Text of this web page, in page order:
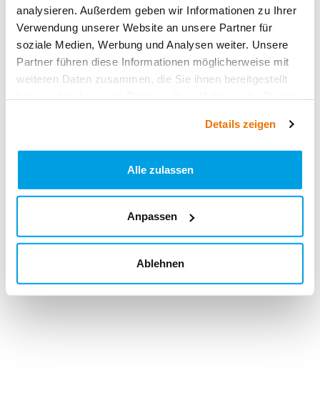
analysieren. Außerdem geben wir Informationen zu Ihrer
Verwendung unserer Website an unsere Partner für
soziale Medien, Werbung und Analysen weiter. Unsere
Partner führen diese Informationen möglicherweise mit
weiteren Daten zusammen, die Sie ihnen bereitgestellt
Details zeigen
Alle zulassen
Anpassen
Ablehnen